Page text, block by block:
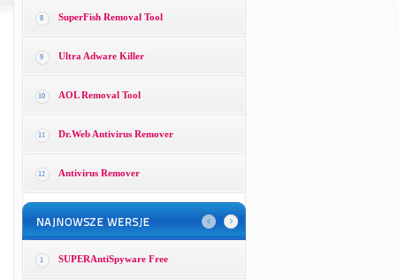
8 SuperFish Removal Tool
9 Ultra Adware Killer
10 AOL Removal Tool
11 Dr.Web Antivirus Remover
12 Antivirus Remover
1 SUPERAntiSpyware Free